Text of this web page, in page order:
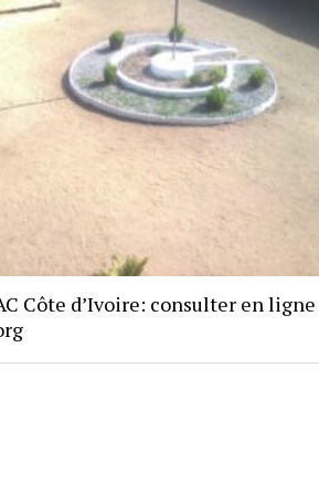
Côte d’Ivoire: consulter en